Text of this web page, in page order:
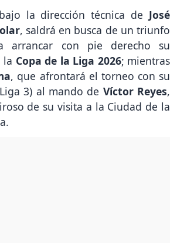
la dirección técnica de José
, saldrá en busca de un triunfo
arrancar con pie derecho su
la Copa de la Liga 2026; mientras
, que afrontará el torneo con su
3) al mando de Víctor Reyes,
de su visita a la Ciudad de la